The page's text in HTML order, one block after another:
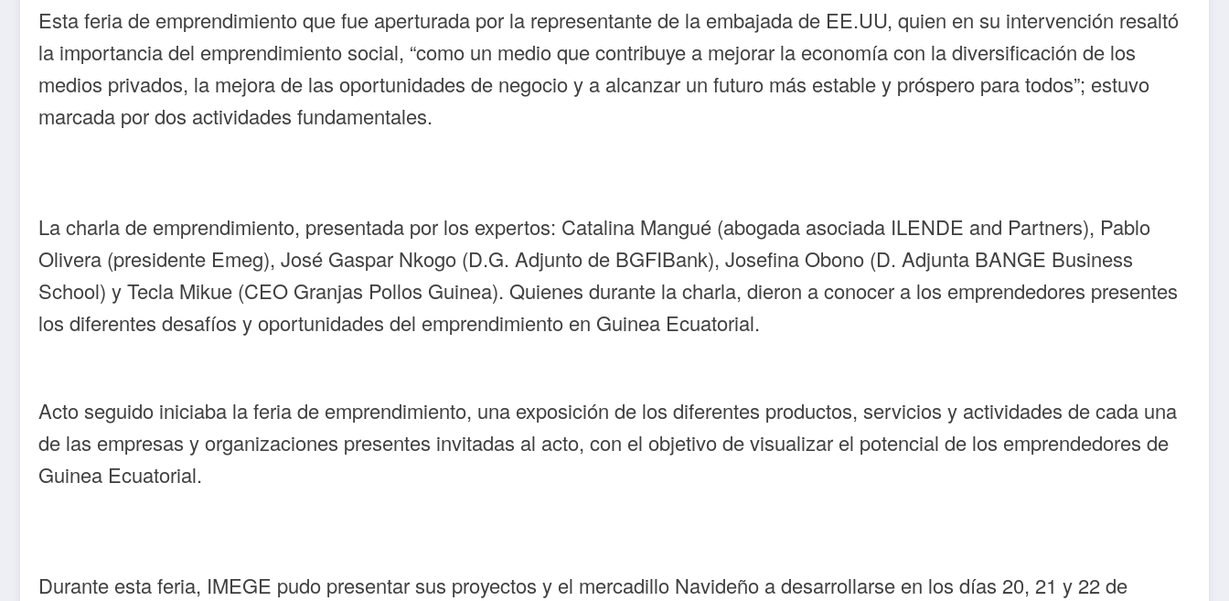
Esta feria de emprendimiento que fue aperturada por la representante de la embajada de EE.UU, quien en su intervención resaltó
la importancia del emprendimiento social, “como un medio que contribuye a mejorar la economía con la diversificación de los
medios privados, la mejora de las oportunidades de negocio y a alcanzar un futuro más estable y próspero para todos”; estuvo
marcada por dos actividades fundamentales.
La charla de emprendimiento, presentada por los expertos: Catalina Mangué (abogada asociada ILENDE and Partners), Pablo
Olivera (presidente Emeg), José Gaspar Nkogo (D.G. Adjunto de BGFIBank), Josefina Obono (D. Adjunta BANGE Business
School) y Tecla Mikue (CEO Granjas Pollos Guinea). Quienes durante la charla, dieron a conocer a los emprendedores presentes
los diferentes desafíos y oportunidades del emprendimiento en Guinea Ecuatorial.
Acto seguido iniciaba la feria de emprendimiento, una exposición de los diferentes productos, servicios y actividades de cada una
de las empresas y organizaciones presentes invitadas al acto, con el objetivo de visualizar el potencial de los emprendedores de
Guinea Ecuatorial.
Durante esta feria, IMEGE pudo presentar sus proyectos y el mercadillo Navideño a desarrollarse en los días 20, 21 y 22 de